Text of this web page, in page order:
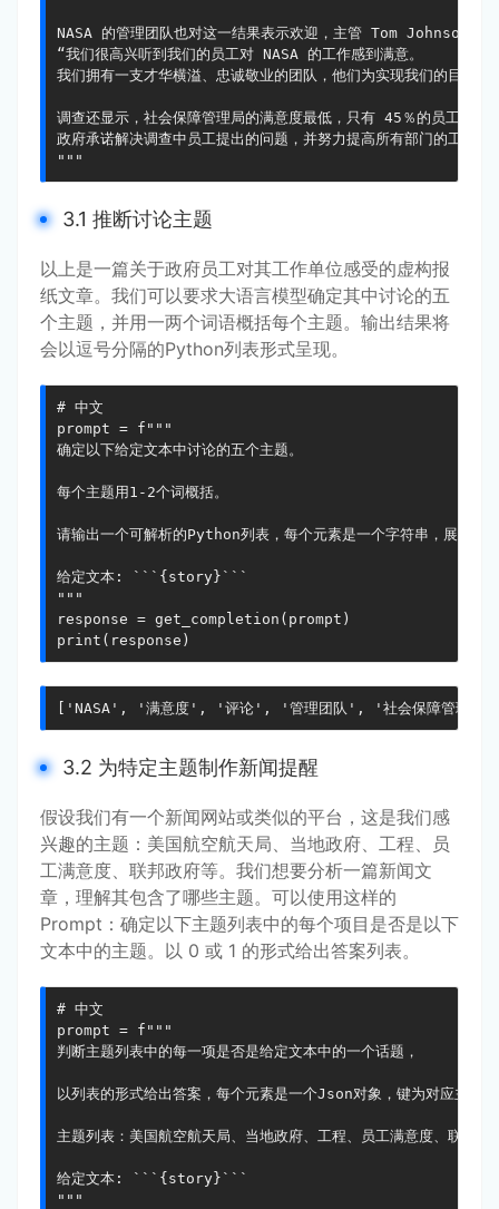
NASA 的管理团队也对这一结果表示欢迎，主管 Tom Johnson 表
“我们很高兴听到我们的员工对 NASA 的工作感到满意。
我们拥有一支才华横溢、忠诚敬业的团队，他们为实现我们的目标
调查还显示，社会保障管理局的满意度最低，只有 45％的员工表示
政府承诺解决调查中员工提出的问题，并努力提高所有部门的工作满
"""
3.1 推断讨论主题
以上是一篇关于政府员工对其工作单位感受的虚构报
纸文章。我们可以要求大语言模型确定其中讨论的五
个主题，并用一两个词语概括每个主题。输出结果将
会以逗号分隔的Python列表形式呈现。
# 中文
prompt = f"""
确定以下给定文本中讨论的五个主题。
每个主题用1-2个词概括。
请输出一个可解析的Python列表，每个元素是一个字符串，展示了
给定文本: ```{story}```
"""
response = get_completion(prompt)
print(response)
['NASA', '满意度', '评论', '管理团队', '社会保障管理局
3.2 为特定主题制作新闻提醒
假设我们有一个新闻网站或类似的平台，这是我们感
兴趣的主题：美国航空航天局、当地政府、工程、员
工满意度、联邦政府等。我们想要分析一篇新闻文
章，理解其包含了哪些主题。可以使用这样的
Prompt：确定以下主题列表中的每个项目是否是以下
文本中的主题。以 0 或 1 的形式给出答案列表。
# 中文
prompt = f"""
判断主题列表中的每一项是否是给定文本中的一个话题，
以列表的形式给出答案，每个元素是一个Json对象，键为对应主
主题列表：美国航空航天局、当地政府、工程、员工满意度、联邦政
给定文本: ```{story}```
"""